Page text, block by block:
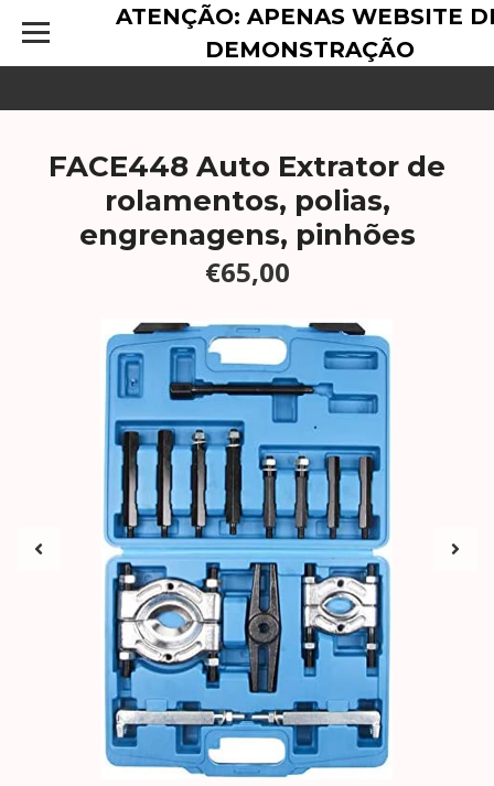
ATENÇÃO: APENAS WEBSITE
DEMONSTRAÇÃO
FACE448 Auto Extrator de
rolamentos, polias,
engrenagens, pinhões
€65,00